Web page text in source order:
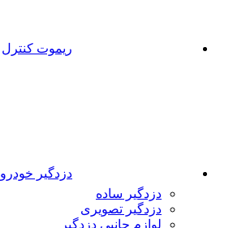
ریموت کنترل
دزدگیر خودرو
دزدگیر ساده
دزدگیر تصویری
لوازم جانبی دزدگیر